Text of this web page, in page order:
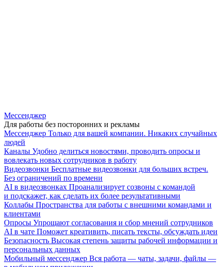
Мессенджер
Для работы без посторонних и рекламы
Мессенджер Только для вашей компании. Никаких случайных
людей
Каналы Удобно делиться новостями, проводить опросы и
вовлекать новых сотрудников в работу
Видеозвонки Бесплатные видеозвонки для больших встреч.
Без ограничений по времени
AI в видеозвонках Проанализирует созвоны с командой
и подскажет, как сделать их более результативными
Коллабы Пространства для работы с внешними командами и
клиентами
Опросы Упрощают согласования и сбор мнений сотрудников
AI в чате Поможет креативить, писать тексты, обсуждать идеи
Безопасность Высокая степень защиты рабочей информации и
персональных данных
Мобильный мессенджер Вся работа — чаты, задачи, файлы —